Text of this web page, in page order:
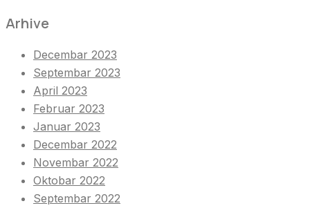
Arhive
Decembar 2023
Septembar 2023
April 2023
Februar 2023
Januar 2023
Decembar 2022
Novembar 2022
Oktobar 2022
Septembar 2022